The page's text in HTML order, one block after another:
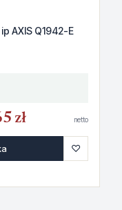
AXIS Q1942-E
zł netto
♡